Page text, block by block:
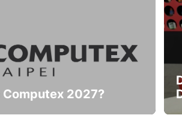
2027?